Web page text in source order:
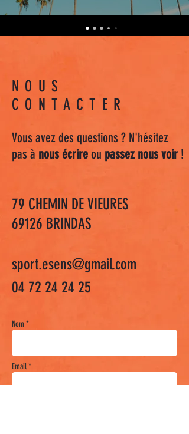
NOUS
CONTACTER
Vous avez des questions ? N'hésitez
pas à nous écrireou passez nous voir !
79 CHEMIN DE VIEURES
69126 BRINDAS
sport.esens@gmail.com
04 72 24 24 25
Nom *
Email *